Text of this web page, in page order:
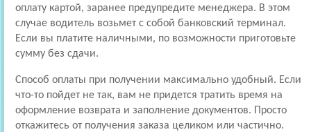
оплату картой, заранее предупредите менеджера. В этом
случае водитель возьмет с собой банковский терминал.
Если вы платите наличными, по возможности приготовьте
сумму без сдачи.
Способ оплаты при получении максимально удобный. Если
что-то пойдет не так, вам не придется тратить время на
оформление возврата и заполнение документов. Просто
откажитесь от получения заказа целиком или частично.